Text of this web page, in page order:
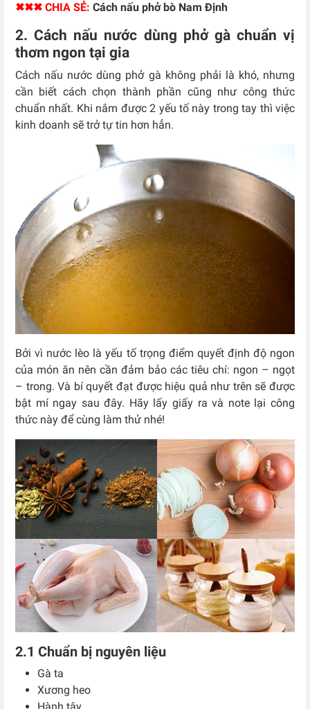
✖✖✖ CHIA SẺ: Cách nấu phở bò Nam Định
2. Cách nấu nước dùng phở gà chuẩn vị
thơm ngon tại gia
Cách nấu nước dùng phở gà không phải là khó, nhưng
cần biết cách chọn thành phần cũng như công thức
chuẩn nhất. Khi nắm được 2 yếu tố này trong tay thì việc
kinh doanh sẽ trở tự tin hơn hẳn.
Bởi vì nước lèo là yếu tố trọng điểm quyết định độ ngon
của món ăn nên cần đảm bảo các tiêu chí: ngon – ngọt
– trong. Và bí quyết đạt được hiệu quả như trên sẽ được
bật mí ngay sau đây. Hãy lấy giấy ra và note lại công
thức này để cùng làm thử nhé!
2.1 Chuẩn bị nguyên liệu
Gà ta
Xương heo